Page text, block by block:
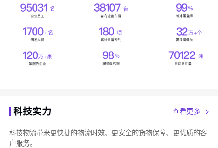
科技实力 查看更多
科技物流带来更快捷的物流时效、更安全的货物保障、更优质的客
户服务。